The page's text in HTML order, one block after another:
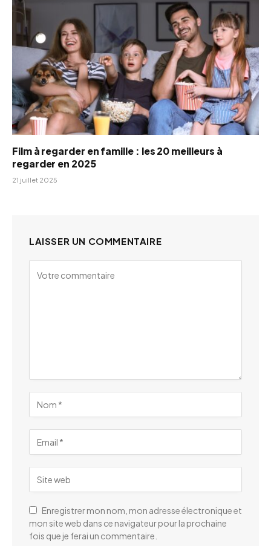
Film à regarder en famille : les 20 meilleurs à
regarder en 2025
21 juillet 2025
LAISSER UN COMMENTAIRE
Enregistrer mon nom, mon adresse électronique et
mon site web dans ce navigateur pour la prochaine
fois que je ferai un commentaire.